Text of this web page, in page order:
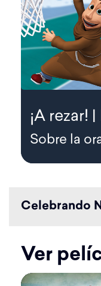
¡A rezar!
Sobre la
Celebrando
Ver